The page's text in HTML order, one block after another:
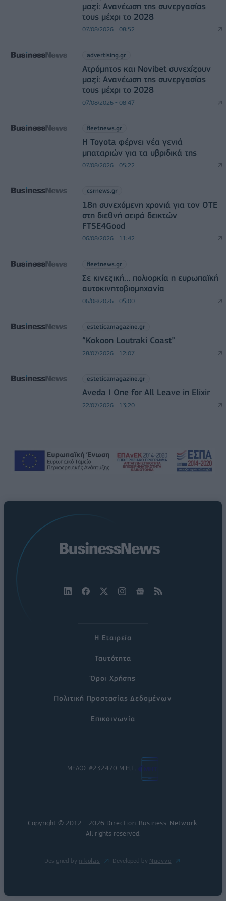
μαζί: Ανανέωση της συνεργασίας
τους μέχρι το 2028
07/08/2026 - 08:52
advertising.gr
Ατρόμητος και Novibet συνεχίζουν
μαζί: Ανανέωση της συνεργασίας
τους μέχρι το 2028
07/08/2026 - 08:47
fleetnews.gr
Η Toyota φέρνει νέα γενιά
μπαταριών για τα υβριδικά της
07/08/2026 - 05:22
csrnews.gr
18η συνεχόμενη χρονιά για τον ΟΤΕ
στη διεθνή σειρά δεικτών
FTSE4Good
06/08/2026 - 11:42
fleetnews.gr
Σε κινεζική… πολιορκία η ευρωπαϊκή
αυτοκινητοβιομηχανία
06/08/2026 - 05:00
esteticamagazine.gr
“Kokoon Loutraki Coast”
28/07/2026 - 12:07
esteticamagazine.gr
Aveda I One for All Leave in Elixir
22/07/2026 - 13:20
Η Εταιρεία
Ταυτότητα
Όροι Χρήσης
Πολιτική Προστασίας Δεδομένων
Επικοινωνία
ΜΕΛΟΣ #232470 Μ.Η.Τ.
Copyright © 2012 - 2026 Direction Business Network
All rights reserved.
Designed by nikolas Developed by Nuevvo